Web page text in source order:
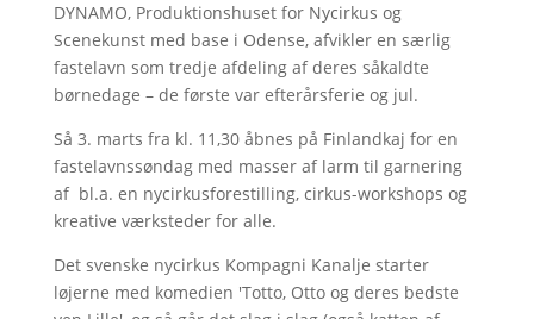
DYNAMO, Produktionshuset for Nycirkus og
Scenekunst med base i Odense, afvikler en særlig
fastelavn som tredje afdeling af deres såkaldte
børnedage – de første var efterårsferie og jul.
Så 3. marts fra kl. 11,30 åbnes på Finlandkaj for en
fastelavnssøndag med masser af larm til garnering
af bl.a. en nycirkusforestilling, cirkus-workshops og
kreative værksteder for alle.
Det svenske nycirkus Kompagni Kanalje starter
løjerne med komedien 'Totto, Otto og deres bedste